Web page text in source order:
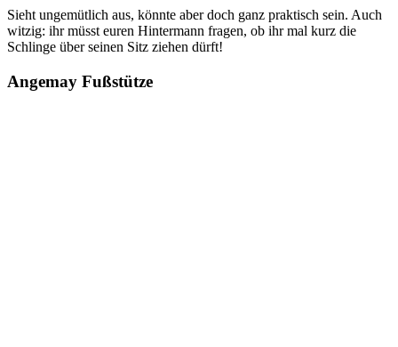
Sieht ungemütlich aus, könnte aber doch ganz praktisch sein. Auch
witzig: ihr müsst euren Hintermann fragen, ob ihr mal kurz die
Schlinge über seinen Sitz ziehen dürft!
Angemay Fußstütze